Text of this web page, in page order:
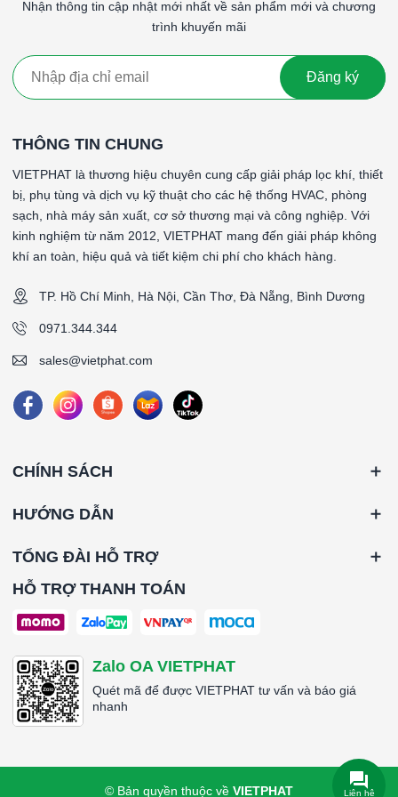
####
Nhận thông tin cập nhật mới nhất về sản phẩm mới và chương
trình khuyến mãi
Đăng ký
THÔNG TIN CHUNG
VIETPHAT là thương hiệu chuyên cung cấp giải pháp lọc khí, thiết
bị, phụ tùng và dịch vụ kỹ thuật cho các hệ thống HVAC, phòng
sạch, nhà máy sản xuất, cơ sở thương mại và công nghiệp. Với
kinh nghiệm từ năm 2012, VIETPHAT mang đến giải pháp không
khí an toàn, hiệu quả và tiết kiệm chi phí cho khách hàng.
TP. Hồ Chí Minh, Hà Nội, Cần Thơ, Đà Nẵng, Bình Dương
0971.344.344
sales@vietphat.com
CHÍNH SÁCH
HƯỚNG DẪN
TỔNG ĐÀI HỖ TRỢ
HỖ TRỢ THANH TOÁN
Zalo OA VIETPHAT
Quét mã để được VIETPHAT tư vấn và báo giá
nhanh
© Bản quyền thuộc về VIETPHAT Liên hệ